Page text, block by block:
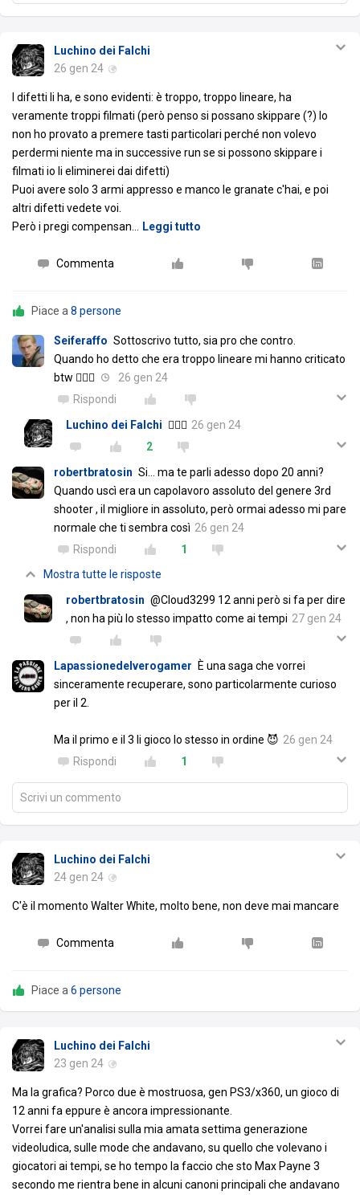
Luchino dei Falchi
26 gen 24
I difetti li ha, e sono evidenti: è troppo, troppo lineare, ha
veramente troppi filmati (però penso si possano skippare (?) Io
non ho provato a premere tasti particolari perché non volevo
perdermi niente ma in successive run se si possono skippare i
filmati io li eliminerei dai difetti)
Puoi avere solo 3 armi appresso e manco le granate c'hai, e poi
altri difetti vedete voi.
Però i pregi compensan
Leggi tutto
Commenta
Piace a 8 persone
Seiferaffo Sottoscrivo tutto, sia pro che contro.
Quando ho detto che era troppo lineare mi hanno criticato
btw 🤷🏻‍♂️
26 gen 24
Rispondi
Luchino dei Falchi 🤷🏿‍♂️ 26 gen 24
2
robertbratosin Si... ma te parli adesso dopo 20 anni?
Quando uscì era un capolavoro assoluto del genere 3rd
shooter , il migliore in assoluto, però ormai adesso mi pare
normale che ti sembra così 26 gen 24
Rispondi
1
Mostra tutte le risposte
robertbratosin @Cloud3299 12 anni però si fa per dire
, non ha più lo stesso impatto come ai tempi 27 gen 24
Lapassionedelverogamer
È una saga che vorrei
sinceramente recuperare, sono particolarmente curioso
per il 2.
Ma il primo e il 3 li gioco lo stesso in ordine 😈 26 gen 24
Rispondi
1
Scrivi un commento
Luchino dei Falchi
24 gen 24
C'è il momento Walter White, molto bene, non deve mai mancare
Commenta
Piace a 6 persone
Luchino dei Falchi
23 gen 24
Ma la grafica? Porco due è mostruosa, gen PS3/x360, un gioco di
12 anni fa eppure è ancora impressionante.
Vorrei fare un'analisi sulla mia amata settima generazione
videoludica, sulle mode che andavano, su quello che volevano i
giocatori ai tempi, se ho tempo la faccio che sto Max Payne 3
secondo me rientra bene in alcuni canoni principali che andavano